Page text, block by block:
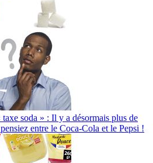
soda » : Il y a désormais plus de
entre le Coca-Cola et le Pepsi !